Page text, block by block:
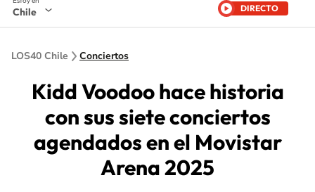
Chile DIRECTO
LOS40 Chile Conciertos
Kidd Voodoo hace historia
con sus siete conciertos
agendados en el Movistar
Arena 2025